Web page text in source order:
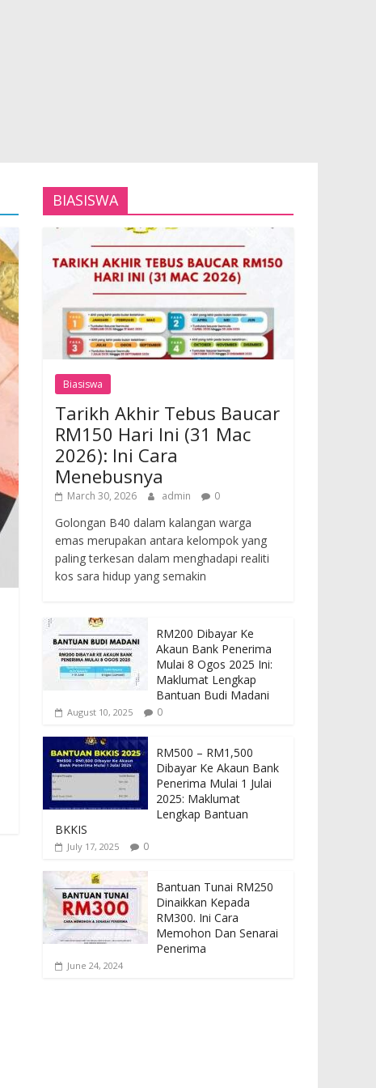
BIASISWA
Biasiswa
Tarikh Akhir Tebus Baucar
RM150 Hari Ini (31 Mac
2026): Ini Cara
Menebusnya
March 30, 2026 admin 0
Golongan B40 dalam kalangan warga
emas merupakan antara kelompok yang
paling terkesan dalam menghadapi realiti
kos sara hidup yang semakin
RM200 Dibayar Ke
Akaun Bank Penerima
Mulai 8 Ogos 2025 Ini:
Maklumat Lengkap
Bantuan Budi Madani
August 10, 2025 0
RM500 – RM1,500
Dibayar Ke Akaun Bank
Penerima Mulai 1 Julai
2025: Maklumat
Lengkap Bantuan
BKKIS
July 17, 2025 0
Bantuan Tunai RM250
Dinaikkan Kepada
RM300. Ini Cara
Memohon Dan Senarai
Penerima
June 24, 2024